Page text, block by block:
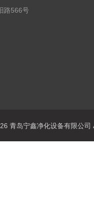
路566号
青岛宁鑫净化设备有限